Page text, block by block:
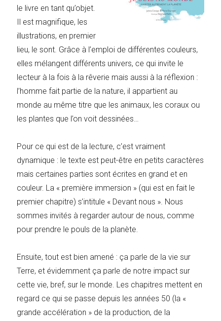
le livre en tant qu’objet.
Il est magnifique, les
illustrations, en premier
lieu, le sont. Grâce à l’emploi de différentes couleurs,
elles mélangent différents univers, ce qui invite le
lecteur à la fois à la rêverie mais aussi à la réflexion :
l’homme fait partie de la nature, il appartient au
monde au même titre que les animaux, les coraux ou
les plantes que l’on voit dessinées…
Pour ce qui est de la lecture, c’est vraiment
dynamique : le texte est peut-être en petits caractères
mais certaines parties sont écrites en grand et en
couleur. La « première immersion » (qui est en fait le
premier chapitre) s’intitule « Devant nous ». Nous
sommes invités à regarder autour de nous, comme
pour prendre le pouls de la planète.
Ensuite, tout est bien amené : ça parle de la vie sur
Terre, et évidemment ça parle de notre impact sur
cette vie, bref, sur le monde. Les chapitres mettent en
regard ce qui se passe depuis les années 50 (la «
grande accélération » de la production, de la